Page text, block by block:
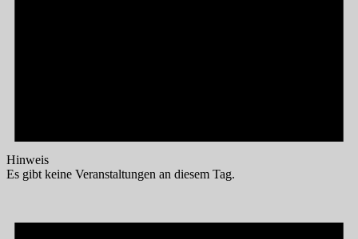
Hinweis
Es gibt keine Veranstaltungen an diesem Tag.